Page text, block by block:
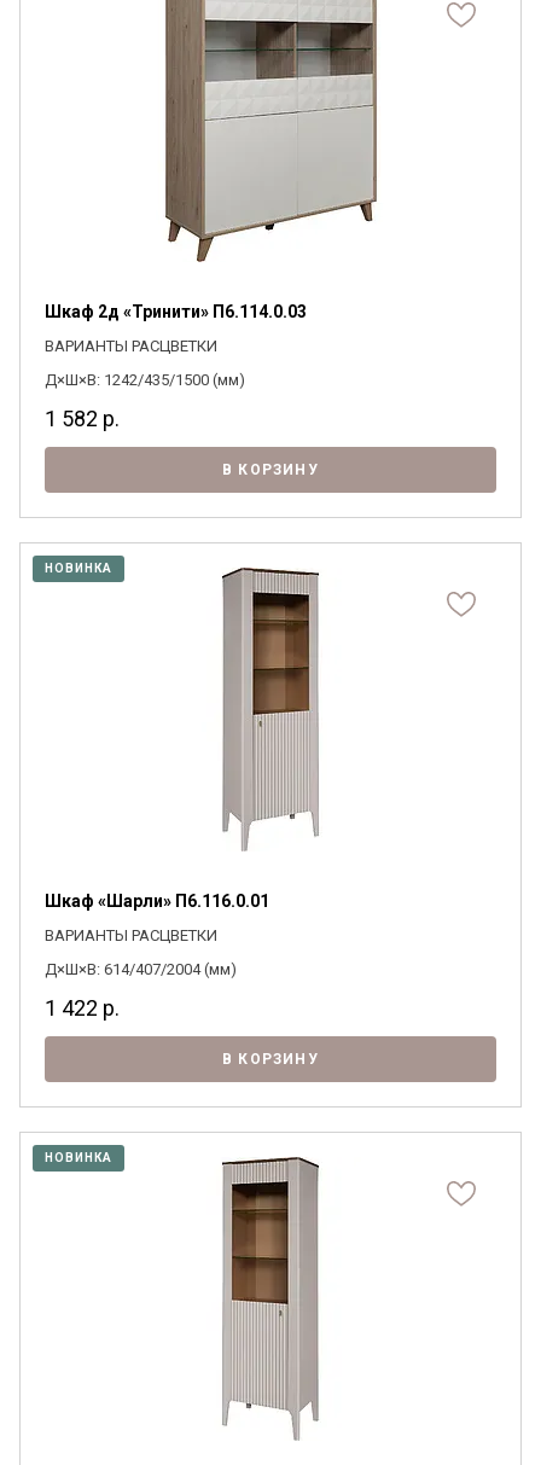
Шкаф 2д «Тринити» П6.114.0.03
ВАРИАНТЫ РАСЦВЕТКИ
Д×Ш×В: 1242/435/1500 (мм)
1 582 р.
В КОРЗИНУ
НОВИНКА
Шкаф «Шарли» П6.116.0.01
ВАРИАНТЫ РАСЦВЕТКИ
Д×Ш×В: 614/407/2004 (мм)
1 422 р.
В КОРЗИНУ
НОВИНКА